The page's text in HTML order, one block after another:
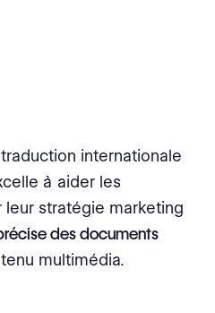
internationale
à aider les
stratégie marketing
des documents
multimédia.